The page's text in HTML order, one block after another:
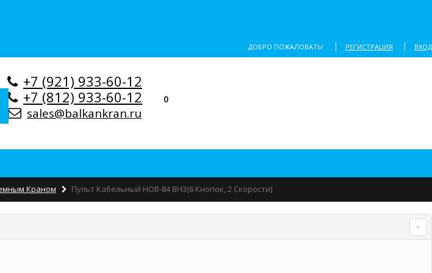
РЕГИСТРАЦИЯ ВХОД
ДОБРО ПОЖАЛОВАТЬ!
+7 (921) 933-60-12
+7 (812) 933-60-12
sales@balkankran.ru
0
Поиск
Краном Пульт Кабельный HOB-84 BH3(6 Кнопок, 2 Скорости)